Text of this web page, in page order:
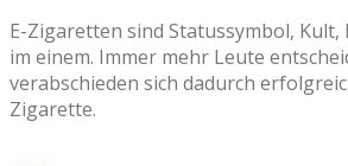
E-Zigaretten sind Statussymbol,
im einem. Immer mehr Leute
verabschieden sich dadurch
Zigarette.